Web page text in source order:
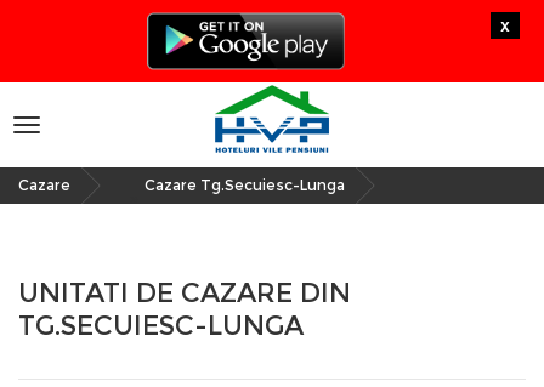
x
Toggle
navigation
Cazare Cazare Tg.Secuiesc-Lunga
UNITATI DE CAZARE DIN
TG.SECUIESC-LUNGA